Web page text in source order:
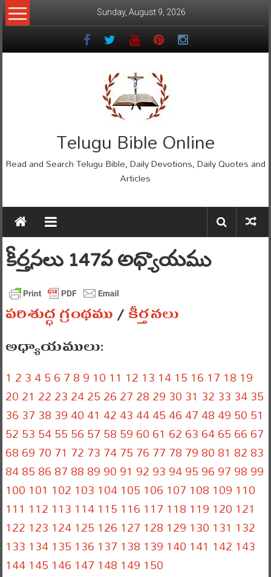
Skip
to
Sunday, August 9, 2026
Telugu Bible Online
Read and Search Telugu Bible, Daily Devotions, Daily Quotes and
Articles
కీర్తనలు 147వ అధ్యాయము
పరిశుద్ధ గ్రంథము/కీర్తనలు
అధ్యాయములు:
1 23456789 10 11 12 13 1415 16 17 18 19
2021 22232425262728293031 32333435
363738394041 42434445464748495051
52535455565758596061 626364656667
68697071 72737475767778798081 8283
8485868788899091 9293949596979899
100 101 102 103 104105 106 107 108 109 110
111 112 113 114115 116 117 118 119 120 121
122 123 124125 126 127 128 129 130 131 132
133 134135 136 137 138 139 140 141 142 143
144145 146 147 148 149 150